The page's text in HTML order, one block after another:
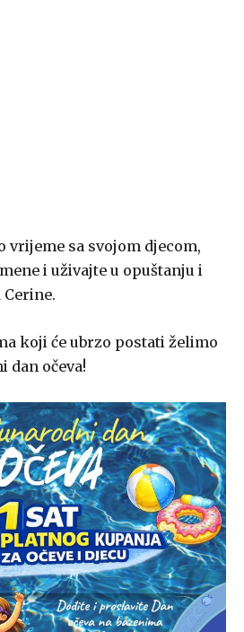
vrijeme sa svojom djecom,
i uživajte u opuštanju i
Cerine.
koji će ubrzo postati želimo
dan očeva!